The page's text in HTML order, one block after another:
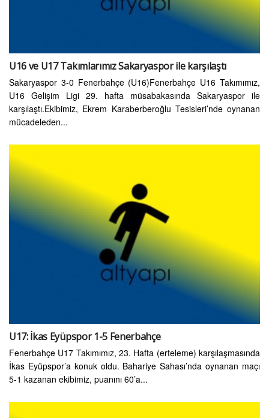
U16 ve U17 Takımlarımız Sakaryaspor ile karşılaştı
Sakaryaspor 3-0 Fenerbahçe (U16)Fenerbahçe U16 Takımımız,
U16 Gelişim Ligi 29. hafta müsabakasında Sakaryaspor ile
karşılaştı.Ekibimiz, Ekrem Karaberberoğlu Tesisleri’nde oynanan
mücadeleden...
U17: İkas Eyüpspor 1-5 Fenerbahçe
Fenerbahçe U17 Takımımız, 23. Hafta (erteleme) karşılaşmasında
İkas Eyüpspor’a konuk oldu. Bahariye Sahası’nda oynanan maçı
5-1 kazanan ekibimiz, puanını 60’a...